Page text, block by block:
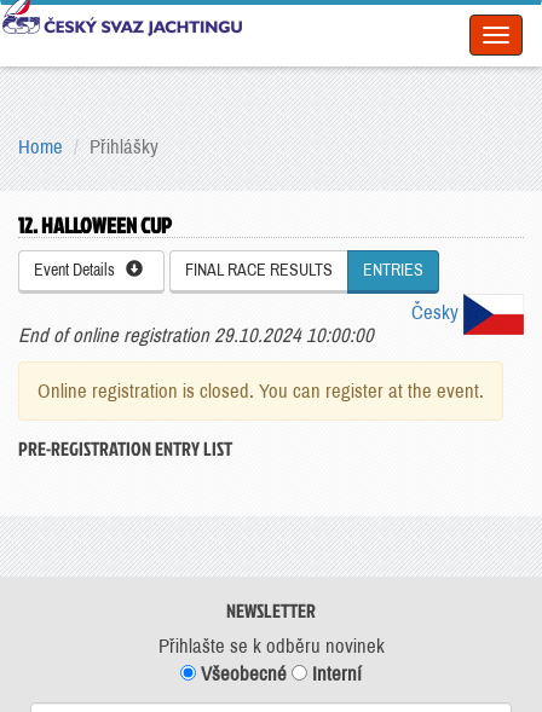
Home Přihlášky
12. HALLOWEEN CUP
Event Details FINAL RACE RESULTS ENTRIES
Česky
End of online registration 29.10.2024 10:00:00
Online registration is closed. You can register at the event.
PRE-REGISTRATION ENTRY LIST
NEWSLETTER
Přihlašte se k odběru novinek
Všeobecné
Interní